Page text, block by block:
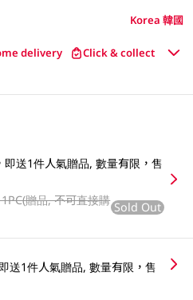
Korea 韓國
delivery Click & collect
送1件人氣贈品, 數量有限，售
贈品, 不可直接購 Sold Out
送1件人氣贈品, 數量有限，售